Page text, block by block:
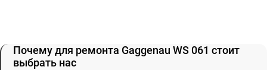
Почему для ремонта Gaggenau WS 061 стоит
выбрать нас